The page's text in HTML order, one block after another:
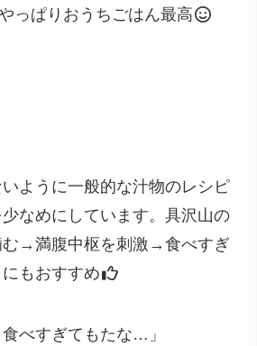
っぱりおうちごはん最高
ように一般的な汁物のレシピ
なめにしています。具沢山の
む→満腹中枢を刺激→食べすぎ
もおすすめ
食べすぎてもたな…」